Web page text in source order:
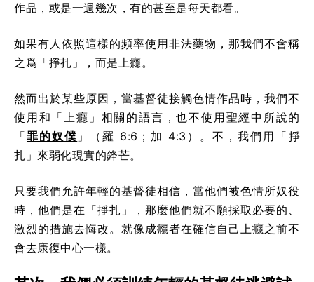
作品，或是一週幾次，有的甚至是每天都看。
如果有人依照這樣的頻率使用非法藥物，那我們不會稱
之爲「掙扎」，而是上癮。
然而出於某些原因，當基督徒接觸色情作品時，我們不
使用和「上癮」相關的語言，也不使用聖經中所說的
「罪的奴僕 」（羅 6:6；加 4:3）。不，我們用「掙
扎」來弱化現實的鋒芒。
只要我們允許年輕的基督徒相信，當他們被色情所奴役
時，他們是在「掙扎」，那麼他們就不願採取必要的、
激烈的措施去悔改。就像成癮者在確信自己上癮之前不
會去康復中心一樣。